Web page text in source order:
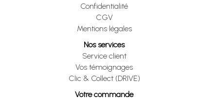
Confidentialité
CGV
Mentions légales
Nos services
Service client
Vos témoignages
Clic & Collect (DRIVE)
Votre commande